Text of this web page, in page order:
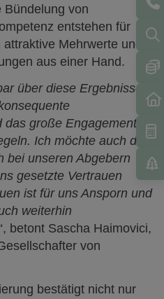
Bündelung von
entstehen für
Mehrwerte und
aus einer Hand.
über diese Ergebnisse,
das große Engagement
Ich möchte auch die
bei unseren Abgebern
gesetzte Vertrauen
ist für uns Ansporn und
weiterhin
betont Sascha Haimovici,
von
bestätigt nicht nur